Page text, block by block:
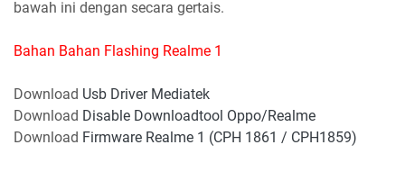
bawah ini dengan secara gertais.
Bahan Bahan Flashing Realme 1
Download Usb Driver Mediatek
Download Disable Downloadtool Oppo/Realme
Download Firmware Realme 1 (CPH 1861 / CPH1859)